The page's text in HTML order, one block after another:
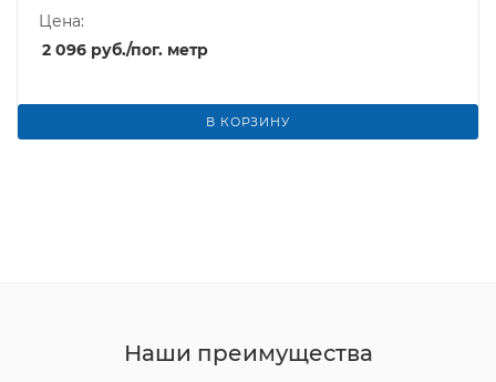
Цена:
2 096 руб./пог. метр
В КОРЗИНУ
Наши преимущества